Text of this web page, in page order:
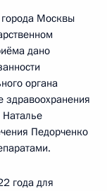
Москвы
дано
органа
здравоохранения
Педорченко
года для